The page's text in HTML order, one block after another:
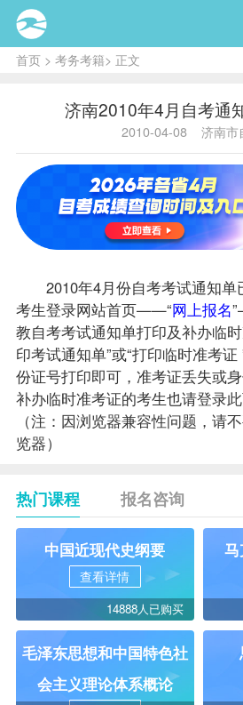
首页> 考务考籍> 正文
济南2010年4月自考通
2010-04-08 济南市
2010年4月份自考考试通知单
考生登录网站首页——“网上报名
教自考考试通知单打印及补办临时
印考试通知单”或“打印临时准考
份证号打印即可，准考证丢失或
补办临时准考证的考生也请登录
（注：因浏览器兼容性问题，请
览器）
热门课程 报名咨询
中国近现代史纲要
查看详情
14888人已购买
毛泽东思想和中国特色社
会主义理论体系概论